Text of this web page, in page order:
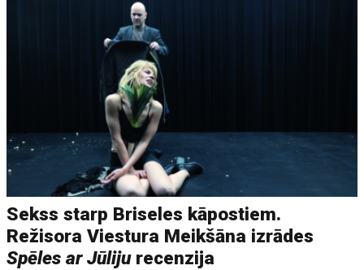
Sekss starp Briseles kāpostiem.
Režisora Viestura Meikšāna izrādes
Spēles ar Jūlijurecenzija